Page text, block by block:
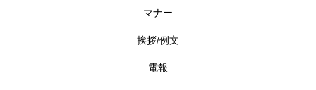
マナー
挨拶/例文
電報